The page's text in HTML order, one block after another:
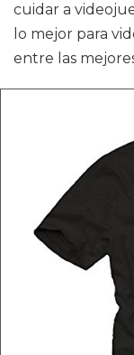
cuidar a
lo mejor para
entre las